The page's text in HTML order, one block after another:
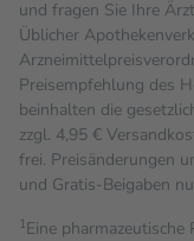
und fragen Sie Ihre
Üblicher
Preisempfehlung des
beinhalten die
zzgl. 4,95 €
frei. Preisänderungen
und Gratis-Beigaben
1Eine